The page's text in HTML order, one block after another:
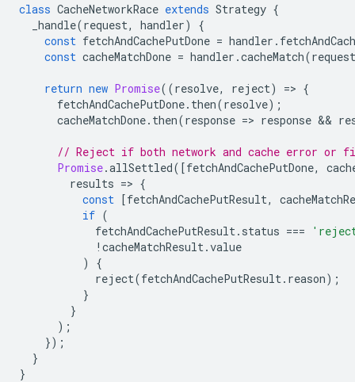
class CacheNetworkRace extends Strategy {
_handle(request, handler)
{
const fetchAndCachePutDone = handler .
const cacheMatchDone = handler .cacheMatch(request
return new Promise((resolve, reject) => {
fetchAndCachePutDone. then(resolve);
cacheMatchDone. then(response => response &&
// Reject if both network and cache error or
Promise.allSettled([fetchAndCachePutDone,
results => {
const [fetchAndCachePutResult,
if (
fetchAndCachePutResult . status ===
! cacheMatchResult .value
)
{
reject(fetchAndCachePutResult . reason);
}
}
);
});
}
}